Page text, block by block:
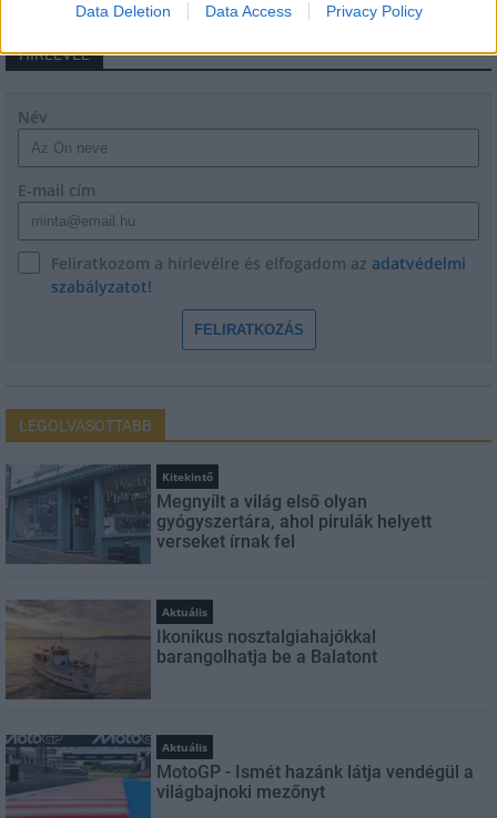
Data Deletion Data Access Privacy Policy
HÍRLEVÉL
Név
E-mail cím
Feliratkozom a hírlevélre és elfogadom az adatvédelmi
szabályzatot!
FELIRATKOZÁS
LEGOLVASOTTABB
Kitekintő
Megnyílt a világ első olyan
gyógyszertára, ahol pirulák helyett
verseket írnak fel
Aktuális
Ikonikus nosztalgiahajókkal
barangolhatja be a Balatont
Aktuális
MotoGP - Ismét hazánk látja vendégül a
világbajnoki mezőnyt